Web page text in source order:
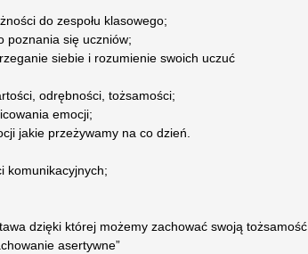
do zespołu klasowego;
poznania się uczniów;
siebie i rozumienie swoich uczuć
odrębności, tożsamości;
emocji;
jakie przeżywamy na co dzień.
komunikacyjnych;
dzięki której możemy zachować swoją tożsamość
asertywne”